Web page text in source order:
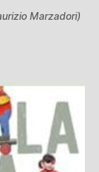
Marzadori)